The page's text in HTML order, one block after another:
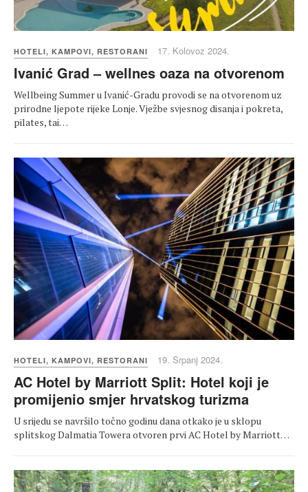
HOTELI, KAMPOVI, RESTORANI 17. Kolovoz 2024.
Ivanić Grad – wellnes oaza na otvorenom
Wellbeing Summer u Ivanić-Gradu provodi se na otvorenom uz
prirodne ljepote rijeke Lonje. Vježbe svjesnog disanja i pokreta,
pilates, tai…
HOTELI, KAMPOVI, RESTORANI 19. Srpanj 2024.
AC Hotel by Marriott Split: Hotel koji je
promijenio smjer hrvatskog turizma
U srijedu se navršilo točno godinu dana otkako je u sklopu
splitskog Dalmatia Towera otvoren prvi AC Hotel by Marriott…